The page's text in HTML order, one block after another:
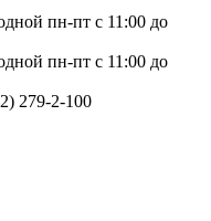
пн-пт с 11:00 до
пн-пт с 11:00 до
279-2-100